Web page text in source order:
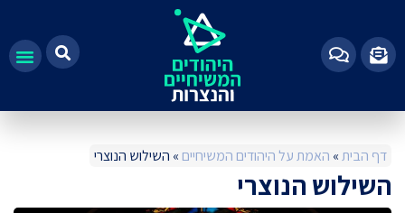
דף הבית» האמת על היהודים המשיחיים » השילוש הנוצרי
השילוש הנוצרי